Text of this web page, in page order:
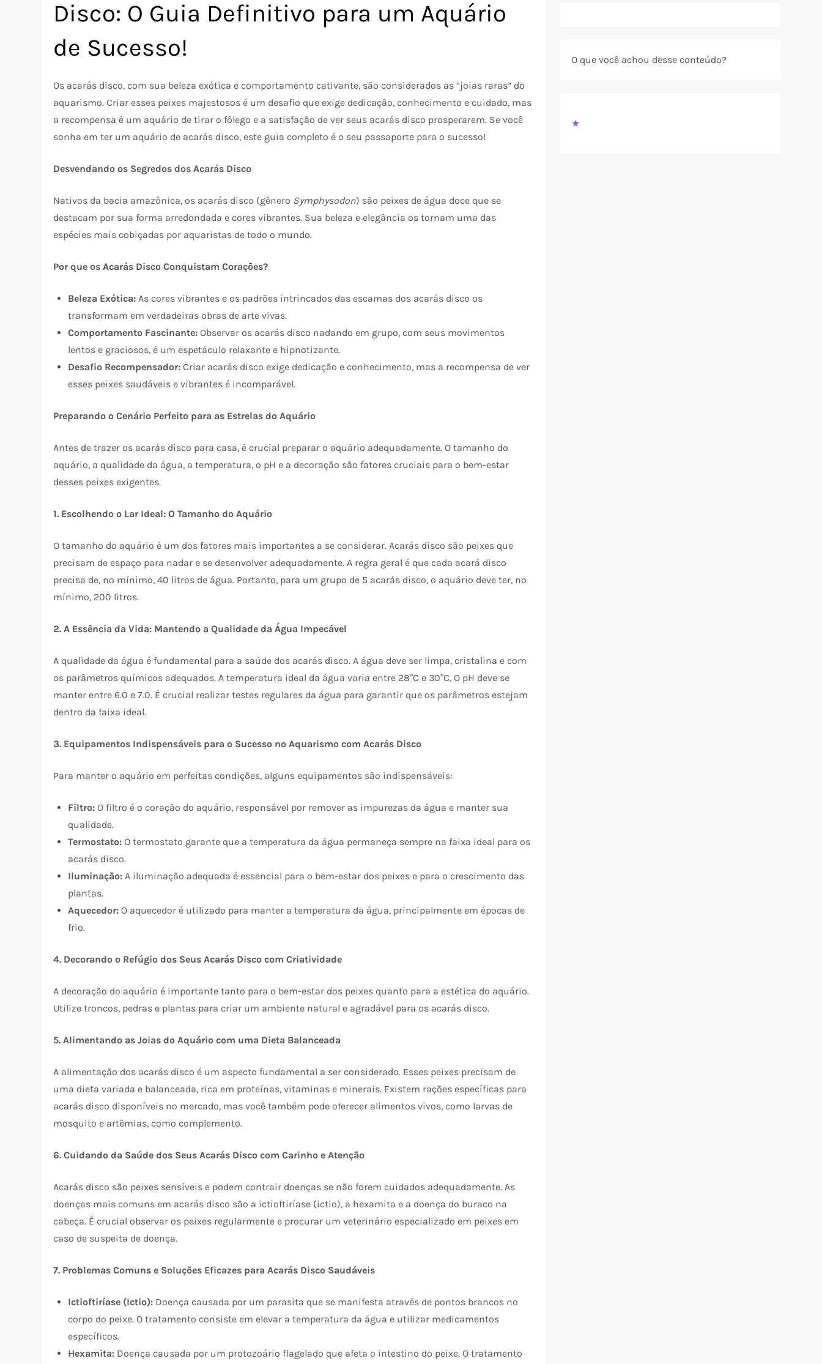
Disco: O Guia Definitivo para um Aquário
de Sucesso!
Os acarás disco, com sua beleza exótica e comportamento cativante, são considerados as “joias raras” do
aquarismo. Criar esses peixes majestosos é um desafio que exige dedicação, conhecimento e cuidado, mas
a recompensa é um aquário de tirar o fôlego e a satisfação de ver seus acarás disco prosperarem. Se você
sonha em ter um aquário de acarás disco, este guia completo é o seu passaporte para o sucesso!
Desvendando os Segredos dos Acarás Disco
Nativos da bacia amazônica, os acarás disco (gênero Symphysodon) são peixes de água doce que se
destacam por sua forma arredondada e cores vibrantes. Sua beleza e elegância os tornam uma das
espécies mais cobiçadas por aquaristas de todo o mundo.
Por que os Acarás Disco Conquistam Corações?
Beleza Exótica: As cores vibrantes e os padrões intrincados das escamas dos acarás disco os
transformam em verdadeiras obras de arte vivas.
Comportamento Fascinante: Observar os acarás disco nadando em grupo, com seus movimentos
lentos e graciosos, é um espetáculo relaxante e hipnotizante.
Desafio Recompensador: Criar acarás disco exige dedicação e conhecimento, mas a recompensa de ver
esses peixes saudáveis e vibrantes é incomparável.
Preparando o Cenário Perfeito para as Estrelas do Aquário
Antes de trazer os acarás disco para casa, é crucial preparar o aquário adequadamente. O tamanho do
aquário, a qualidade da água, a temperatura, o pH e a decoração são fatores cruciais para o bem-estar
desses peixes exigentes.
1. Escolhendo o Lar Ideal: O Tamanho do Aquário
O tamanho do aquário é um dos fatores mais importantes a se considerar. Acarás disco são peixes que
precisam de espaço para nadar e se desenvolver adequadamente. A regra geral é que cada acará disco
precisa de, no mínimo, 40 litros de água. Portanto, para um grupo de 5 acarás disco, o aquário deve ter, no
mínimo, 200 litros.
2. A Essência da Vida: Mantendo a Qualidade da Água Impecável
A qualidade da água é fundamental para a saúde dos acarás disco. A água deve ser limpa, cristalina e com
os parâmetros químicos adequados. A temperatura ideal da água varia entre 28°C e 30°C. O pH deve se
manter entre 6.0 e 7.0. É crucial realizar testes regulares da água para garantir que os parâmetros estejam
dentro da faixa ideal.
3. Equipamentos Indispensáveis para o Sucesso no Aquarismo com Acarás Disco
Para manter o aquário em perfeitas condições, alguns equipamentos são indispensáveis:
Filtro: O filtro é o coração do aquário, responsável por remover as impurezas da água e manter sua
qualidade.
Termostato: O termostato garante que a temperatura da água permaneça sempre na faixa ideal para os
acarás disco.
Iluminação: A iluminação adequada é essencial para o bem-estar dos peixes e para o crescimento das
plantas.
Aquecedor: O aquecedor é utilizado para manter a temperatura da água, principalmente em épocas de
frio.
4. Decorando o Refúgio dos Seus Acarás Disco com Criatividade
A decoração do aquário é importante tanto para o bem-estar dos peixes quanto para a estética do aquário.
Utilize troncos, pedras e plantas para criar um ambiente natural e agradável para os acarás disco.
5. Alimentando as Joias do Aquário com uma Dieta Balanceada
A alimentação dos acarás disco é um aspecto fundamental a ser considerado. Esses peixes precisam de
uma dieta variada e balanceada, rica em proteínas, vitaminas e minerais. Existem rações específicas para
acarás disco disponíveis no mercado, mas você também pode oferecer alimentos vivos, como larvas de
mosquito e artêmias, como complemento.
6. Cuidando da Saúde dos Seus Acarás Disco com Carinho e Atenção
Acarás disco são peixes sensíveis e podem contrair doenças se não forem cuidados adequadamente. As
doenças mais comuns em acarás disco são a ictioftiríase (ictio), a hexamita e a doença do buraco na
cabeça. É crucial observar os peixes regularmente e procurar um veterinário especializado em peixes em
caso de suspeita de doença.
7. Problemas Comuns e Soluções Eficazes para Acarás Disco Saudáveis
Ictioftiríase (Ictio): Doença causada por um parasita que se manifesta através de pontos brancos no
corpo do peixe. O tratamento consiste em elevar a temperatura da água e utilizar medicamentos
específicos.
Hexamita: Doença causada por um protozoário flagelado que afeta o intestino do peixe. O tratamento
O que você achou desse conteúdo?
★